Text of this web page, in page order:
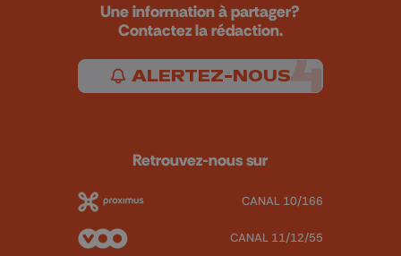
Une information à partager?
Contactez la rédaction.
ALERTEZ-NOUS
Retrouvez-nous sur
CANAL 10/166
CANAL 11/12/55